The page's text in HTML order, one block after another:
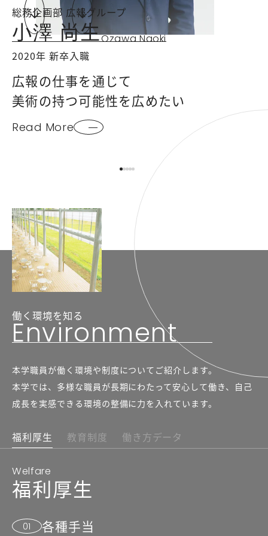
総務企画部 広報グループ
小澤 尚生Ozawa Naoki
2020年 新卒入職
広報の仕事を通じて
美術の持つ可能性を広めたい
Read More
働く環境を知る
Environment
本学職員が働く環境や制度についてご紹介します。
本学では、多様な職員が長期にわたって安心して働き、自己
成長を実感できる環境の整備に力を入れています。
福利厚生 教育制度 働き方データ
Welfare
福利厚生
01 各種手当